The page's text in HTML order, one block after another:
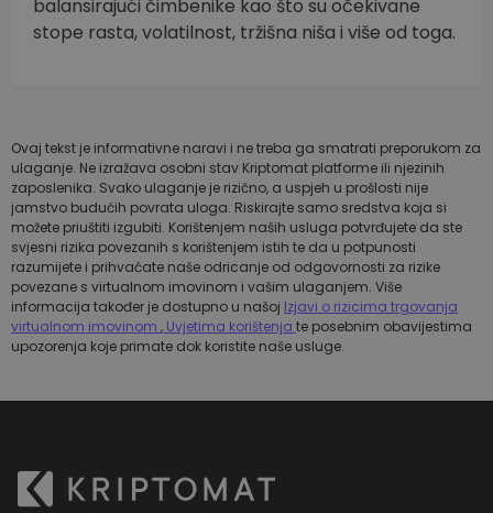
balansirajući čimbenike kao što su očekivane
stope rasta, volatilnost, tržišna niša i više od toga.
Ovaj tekst je informativne naravi i ne treba ga smatrati preporukom za
ulaganje. Ne izražava osobni stav Kriptomat platforme ili njezinih
zaposlenika. Svako ulaganje je rizično, a uspjeh u prošlosti nije
jamstvo budućih povrata uloga. Riskirajte samo sredstva koja si
možete priuštiti izgubiti. Korištenjem naših usluga potvrđujete da ste
svjesni rizika povezanih s korištenjem istih te da u potpunosti
razumijete i prihvaćate naše odricanje od odgovornosti za rizike
povezane s virtualnom imovinom i vašim ulaganjem. Više
informacija također je dostupno u našoj Izjavi o rizicima trgovanja
virtualnom imovinom , Uvjetima korištenja te posebnim obavijestima
upozorenja koje primate dok koristite naše usluge.